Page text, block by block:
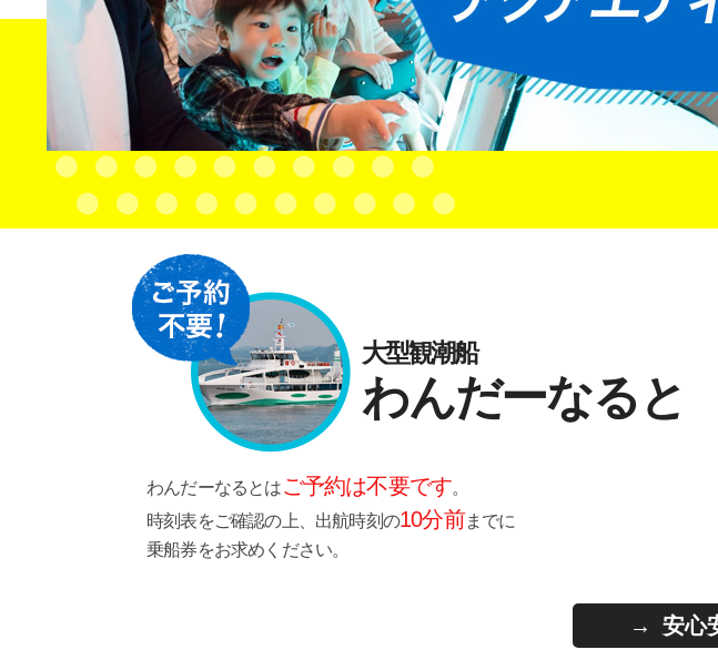
大型観潮船
わんだーなると
わんだーなるとはご予約は不要です。
時刻表をご確認の上、出航時刻の10分前までに
乗船券をお求めください。
安心